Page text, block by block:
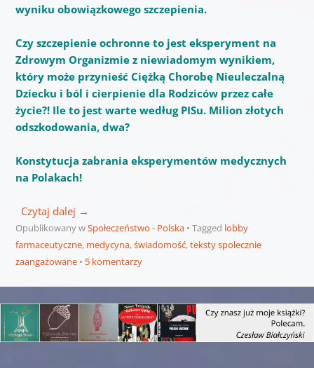
wyniku obowiązkowego szczepienia.
Czy szczepienie ochronne to jest eksperyment na
Zdrowym Organizmie z niewiadomym wynikiem,
który może przynieść Ciężką Chorobę Nieuleczalną
Dziecku i ból i cierpienie dla Rodziców przez całe
życie?! Ile to jest warte według PISu. Milion złotych
odszkodowania, dwa?
Konstytucja zabrania eksperymentów medycznych
na Polakach!
Czytaj dalej →
Opublikowany wSpołeczeństwo - Polska Tagged lobby
farmaceutyczne, medycyna,świadomość,teksty społecznie
zaangażowane
5 komentarzy